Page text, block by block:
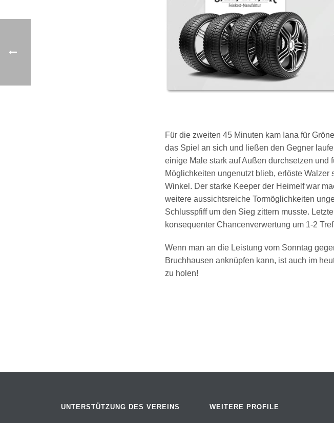
Für die zweiten 45 Minuten kam Iana für
das Spiel an sich und ließen den Gegner
einige Male stark auf Außen durchsetzen und
Möglichkeiten ungenutzt blieb, erlöste
Winkel. Der starke Keeper der Heimelf war
weitere aussichtsreiche Tormöglichkeiten
Schlusspfiff um den Sieg zittern musste.
konsequenter Chancenverwertung um 1-2
Wenn man an die Leistung vom Sonntag
Bruchhausen anknüpfen kann, ist auch im
zu holen!
UNTERSTÜTZUNG DES VEREINS WEITERE PROFILE